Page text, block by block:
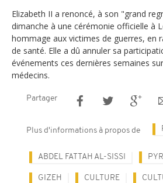
Elizabeth II a renoncé, à son "grand
dimanche à une cérémonie officielle à
hommage aux victimes de guerres, en
de santé. Elle a dû annuler sa
événements ces dernières semaines
médecins.
Partager
Plus d'informations à propos de
ABDEL FATTAH AL-SISSI
GIZEH CULTURE